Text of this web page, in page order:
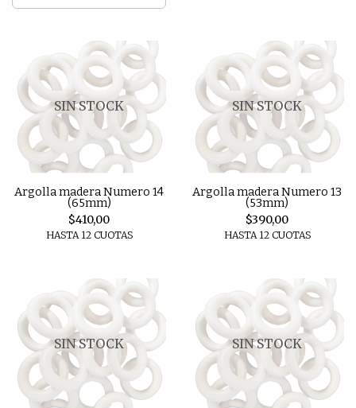
SIN STOCK
Argolla madera Numero 14
(65mm)
$410,00
HASTA 12 CUOTAS
SIN STOCK
Argolla madera Numero 13
(53mm)
$390,00
HASTA 12 CUOTAS
SIN STOCK SIN STOCK